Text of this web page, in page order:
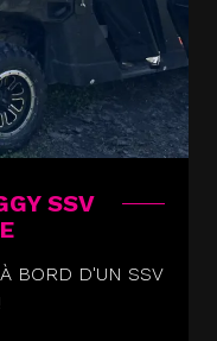
SSV
BORD D'UN SSV